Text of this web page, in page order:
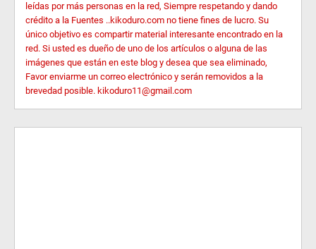
leídas por más personas en la red, Siempre respetando y dando
crédito a la Fuentes ..kikoduro.com no tiene fines de lucro. Su
único objetivo es compartir material interesante encontrado en la
red. Si usted es dueño de uno de los artículos o alguna de las
imágenes que están en este blog y desea que sea eliminado,
Favor enviarme un correo electrónico y serán removidos a la
brevedad posible. kikoduro11@gmail.com